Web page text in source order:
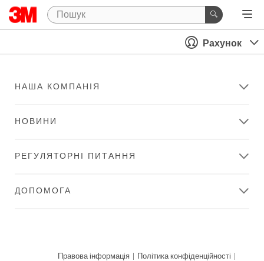
Рахунок
НАША КОМПАНІЯ
НОВИНИ
РЕГУЛЯТОРНІ ПИТАННЯ
ДОПОМОГА
Правова інформація Політика конфіденційності